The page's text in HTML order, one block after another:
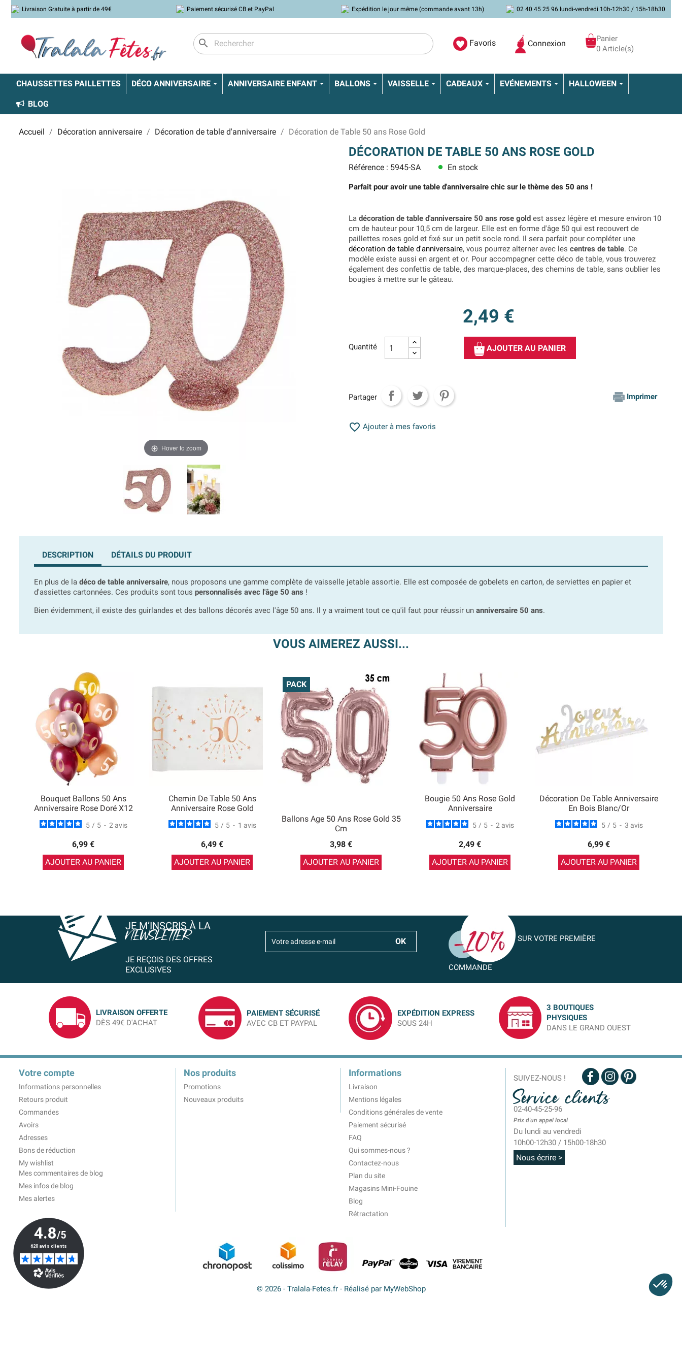
Livraison Gratuite à partir de 49€ Paiement sécurisé CB et PayPal Expédition le jour même (commande avant 13h) 02 40 45 25 96 lundi-vendredi 10h-12h30 / 15h-18h30
search Favoris Connexion
Panier
0 Article(s)
CHAUSSETTES PAILLETTES DÉCO ANNIVERSAIRE ANNIVERSAIRE ENFANT BALLONS VAISSELLE CADEAUX EVÉNEMENTS HALLOWEEN
BLOG
Accueil Décoration anniversaire Décoration de table d'anniversaire Décoration de Table 50 ans Rose Gold
Hover to zoom
DÉCORATION DE TABLE 50 ANS ROSE GOLD
Référence : 5945-SA lens En stock
Parfait pour avoir une table d'anniversaire chic sur le thème des 50 ans !
La décoration de table d'anniversaire 50 ans rose gold est assez légère et mesure environ 10
cm de hauteur pour 10,5 cm de largeur. Elle est en forme d'âge 50 qui est recouvert de
paillettes roses gold et fixé sur un petit socle rond. Il sera parfait pour compléter une
décoration de table d'anniversaire, vous pourrez alterner avec les centres de table. Ce
modèle existe aussi en argent et or. Pour accompagner cette déco de table, vous trouverez
également des confettis de table, des marque-places, des chemins de table, sans oublier les
bougies à mettre sur le gâteau.
2,49 €
Quantité AJOUTER AU PANIER
Partager Imprimer
 Ajouter à mes favoris
DESCRIPTION DÉTAILS DU PRODUIT
En plus de la déco de table anniversaire, nous proposons une gamme complète de vaisselle jetable assortie. Elle est composée de gobelets en carton, de serviettes en papier et
d'assiettes cartonnées. Ces produits sont tous personnalisés avec l'âge 50 ans !
Bien évidemment, il existe des guirlandes et des ballons décorés avec l'âge 50 ans. Il y a vraiment tout ce qu'il faut pour réussir un anniversaire 50 ans.
VOUS AIMEREZ AUSSI...
Bouquet Ballons 50 Ans
Anniversaire Rose Doré X12
5 / 5 - 2 avis
6,99 €
AJOUTER AU PANIER
Chemin De Table 50 Ans
Anniversaire Rose Gold
5 / 5 - 1 avis
6,49 €
AJOUTER AU PANIER
Ballons Age 50 Ans Rose Gold 35
Cm
3,98 €
AJOUTER AU PANIER
PACK
Bougie 50 Ans Rose Gold
Anniversaire
5 / 5 - 2 avis
2,49 €
AJOUTER AU PANIER
Décoration De Table Anniversaire
En Bois Blanc/or
5 / 5 - 3 avis
6,99 €
AJOUTER AU PANIER
JE M’INSCRIS À LA
NEWSLETTER
JE REÇOIS DES OFFRES
EXCLUSIVES
SUR VOTRE PREMIÈRE
COMMANDE
LIVRAISON OFFERTE
DÈS 49€ D'ACHAT
PAIEMENT SÉCURISÉ
AVEC CB ET PAYPAL
EXPÉDITION EXPRESS
SOUS 24H
3 BOUTIQUES
PHYSIQUES
DANS LE GRAND OUEST
Votre compte
Informations personnelles
Retours produit
Commandes
Avoirs
Adresses
Bons de réduction
My wishlist
Mes commentaires de blog
Mes infos de blog
Mes alertes
Nos produits
Promotions
Nouveaux produits
Informations
Livraison
Mentions légales
Conditions générales de vente
Paiement sécurisé
FAQ
Qui sommes-nous ?
Contactez-nous
Plan du site
Magasins Mini-Fouine
Blog
Rétractation
SUIVEZ-NOUS !
Service clients
02-40-45-25-96
Prix d'un appel local
Du lundi au vendredi
10h00-12h30 / 15h00-18h30
Nous écrire >
© 2026 - Tralala-Fetes.fr - Réalisé par MyWebShop